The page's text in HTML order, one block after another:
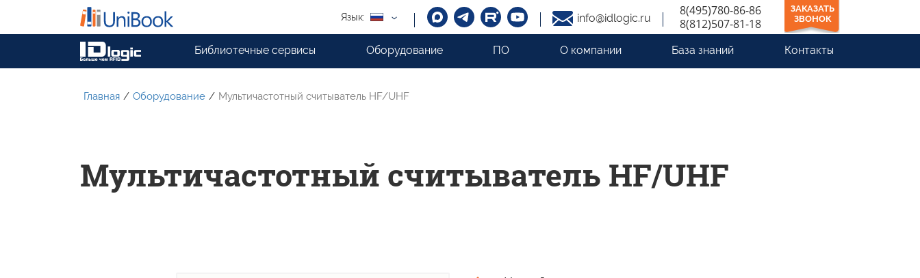
Язык: info@idlogic.ru
8(495)780-86-86
8(812)507-81-18
ЗАКАЗАТЬ
ЗВОНОК
Библиотечные сервисы Оборудование ПО О компании База знаний Контакты
Главная / Оборудование / Мультичастотный считыватель HF/UHF
Мультичастотный считыватель HF/UHF